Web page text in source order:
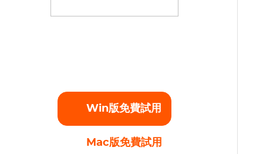
Win版免費試用
Mac版免費試用